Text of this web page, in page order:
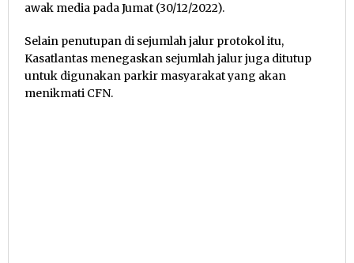
awak media pada Jumat (30/12/2022).
Selain penutupan di sejumlah jalur protokol itu,
Kasatlantas menegaskan sejumlah jalur juga ditutup
untuk digunakan parkir masyarakat yang akan
menikmati CFN.